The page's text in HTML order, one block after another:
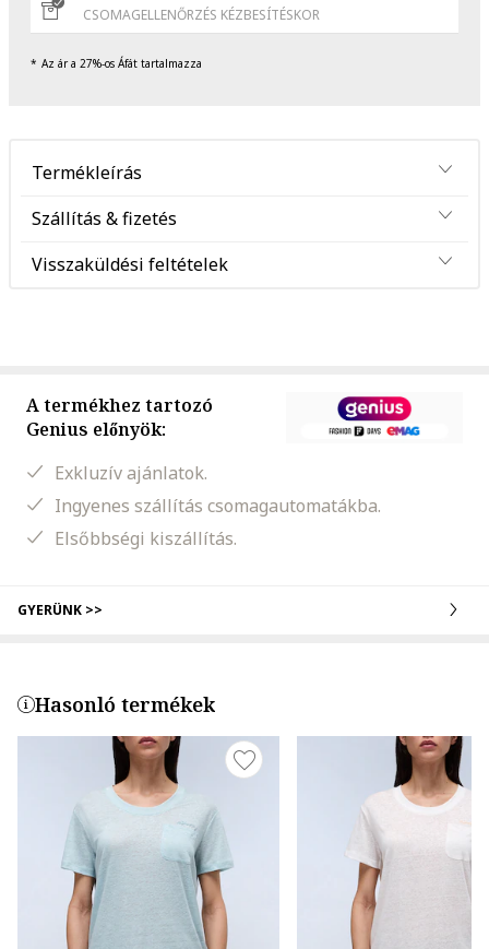
CSOMAGELLENŐRZÉS KÉZBESÍTÉSKOR
Az ár a 27%-os Áfát tartalmazza
Termékleírás
Szállítás & fizetés
Visszaküldési feltételek
A termékhez tartozó
Genius előnyök:
Exkluzív ajánlatok.
Ingyenes szállítás csomagautomatákba.
Elsőbbségi kiszállítás.
GYERÜNK >>
Hasonló termékek